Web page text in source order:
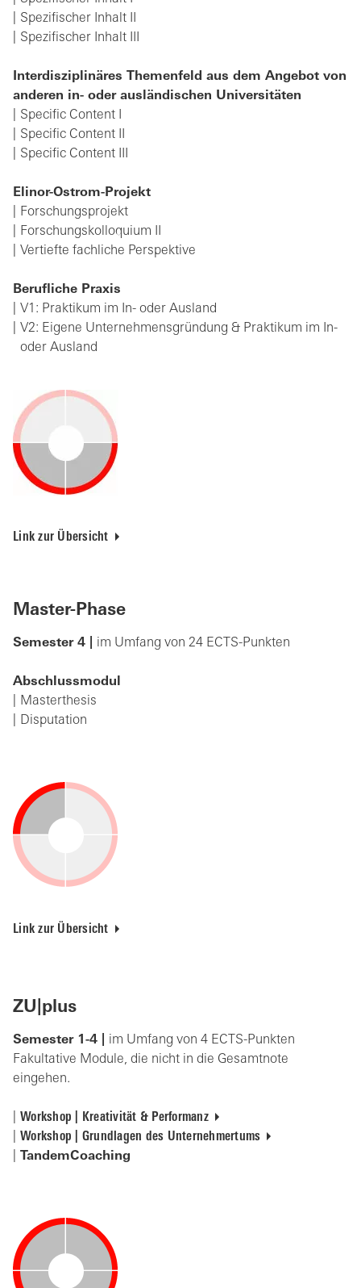
Spezifischer Inhalt II
Spezifischer Inhalt III
Interdisziplinäres Themenfeld aus dem Angebot von
anderen in- oder ausländischen Universitäten
Specific Content I
Specific Content II
Specific Content III
Elinor-Ostrom-Projekt
Forschungsprojekt
Forschungskolloquium II
Vertiefte fachliche Perspektive
Berufliche Praxis
V1: Praktikum im In- oder Ausland
V2: Eigene Unternehmensgründung & Praktikum im In-
oder Ausland
Link zur Übersicht
Master-Phase
Semester 4 im Umfang von 24 ECTS-Punkten
Abschlussmodul
Masterthesis
Disputation
Link zur Übersicht
ZU|plus
Semester 1-4 | im Umfang von 4 ECTS-Punkten
Fakultative Module, die nicht in die Gesamtnote
eingehen.
Workshop | Kreativität & Performanz
Workshop | Grundlagen des Unternehmertums
TandemCoaching